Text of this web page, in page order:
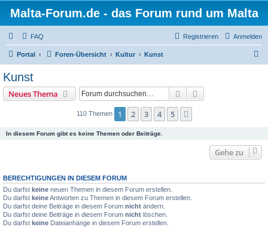
Malta-Forum.de - das Forum rund um Malta
FAQ Anmelden
Registrieren
Portal Foren-Übersicht Kultur Kunst
Kunst
Neues Thema Suche
110 Themen 1 2 3 4 5
In diesem Forum gibt es keine Themen oder Beiträge.
Gehe zu
BERECHTIGUNGEN IN DIESEM FORUM
Du darfst keine neuen Themen in diesem Forum erstellen.
Du darfst keineAntworten zu Themen in diesem Forum erstellen.
Du darfst deine Beiträge in diesem Forum nicht ändern.
Du darfst deine Beiträge in diesem Forum nicht löschen.
Du darfst keine Dateianhänge in diesem Forum erstellen.